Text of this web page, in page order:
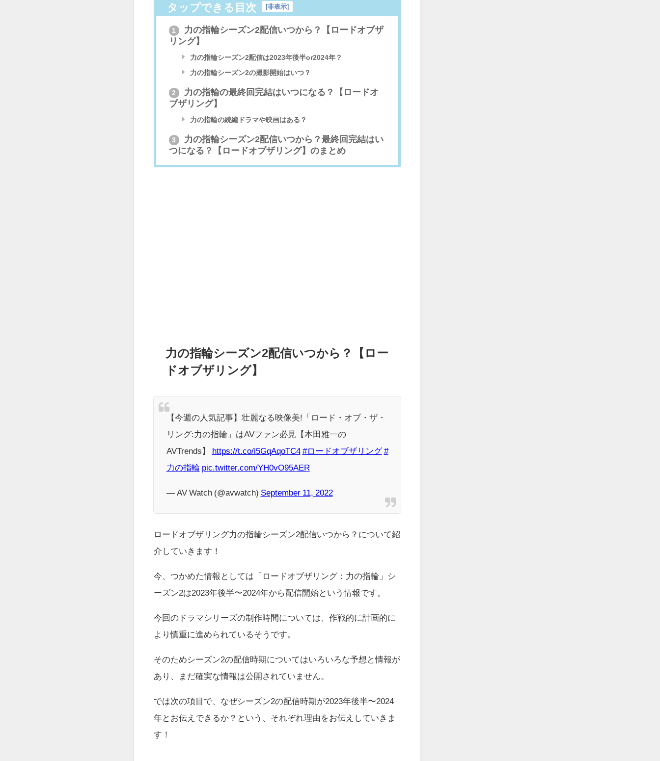
タップできる目次 [非表示]
1
力の指輪シーズン2配信いつから？【ロードオブザ
リング】
力の指輪シーズン2配信は2023年後半or2024年？
力の指輪シーズン2の撮影開始はいつ？
2
力の指輪の最終回完結はいつになる？【ロードオ
ブザリング】
力の指輪の続編ドラマや映画はある？
3
力の指輪シーズン2配信いつから？最終回完結はい
つになる？【ロードオブザリング】のまとめ
力の指輪シーズン2配信いつから？【ロー
ドオブザリング】
【今週の人気記事】壮麗なる映像美!「ロード・オブ・ザ・
リング:力の指輪」はAVファン必見【本田雅一の
AVTrends】 https://t.co/i5GqAqoTC4 #ロードオブザリング #
力の指輪 pic.twitter.com/YH0vO95AER
— AV Watch (@avwatch) September 11, 2022
ロードオブザリング力の指輪シーズン2配信いつから？について紹
介していきます！
今、つかめた情報としては「ロードオブザリング：力の指輪」シ
ーズン2は2023年後半〜2024年から配信開始という情報です。
今回のドラマシリーズの制作時間については、作戦的に計画的に
より慎重に進められているそうです。
そのためシーズン2の配信時期についてはいろいろな予想と情報が
あり、まだ確実な情報は公開されていません。
では次の項目で、なぜシーズン2の配信時期が2023年後半〜2024
年とお伝えできるか？という、それぞれ理由をお伝えしていきま
す！